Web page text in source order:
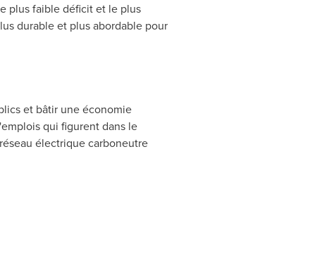
plus faible déficit et le plus
durable et plus abordable pour
et bâtir une économie
qui figurent dans le
électrique carboneutre